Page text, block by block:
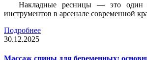
Накладные ресницы — это
инструментов в арсенале современной
Подробнее
30.12.2025